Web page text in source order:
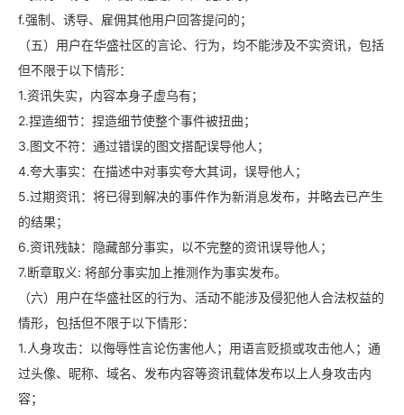
f.强制、诱导、雇佣其他用户回答提问的；
（五）用户在华盛社区的言论、行为，均不能涉及不实资讯，包括
但不限于以下情形：
1.资讯失实，内容本身子虚乌有；
2.捏造细节：捏造细节使整个事件被扭曲；
3.图文不符：通过错误的图文搭配误导他人；
4.夸大事实：在描述中对事实夸大其词，误导他人；
5.过期资讯：将已得到解决的事件作为新消息发布，并略去已产生
的结果；
6.资讯残缺：隐藏部分事实，以不完整的资讯误导他人；
7.断章取义: 将部分事实加上推测作为事实发布。
（六）用户在华盛社区的行为、活动不能涉及侵犯他人合法权益的
情形，包括但不限于以下情形：
1.人身攻击：以侮辱性言论伤害他人；用语言贬损或攻击他人；通
过头像、昵称、域名、发布内容等资讯载体发布以上人身攻击内
容；